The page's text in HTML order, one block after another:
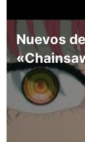
Nuevos